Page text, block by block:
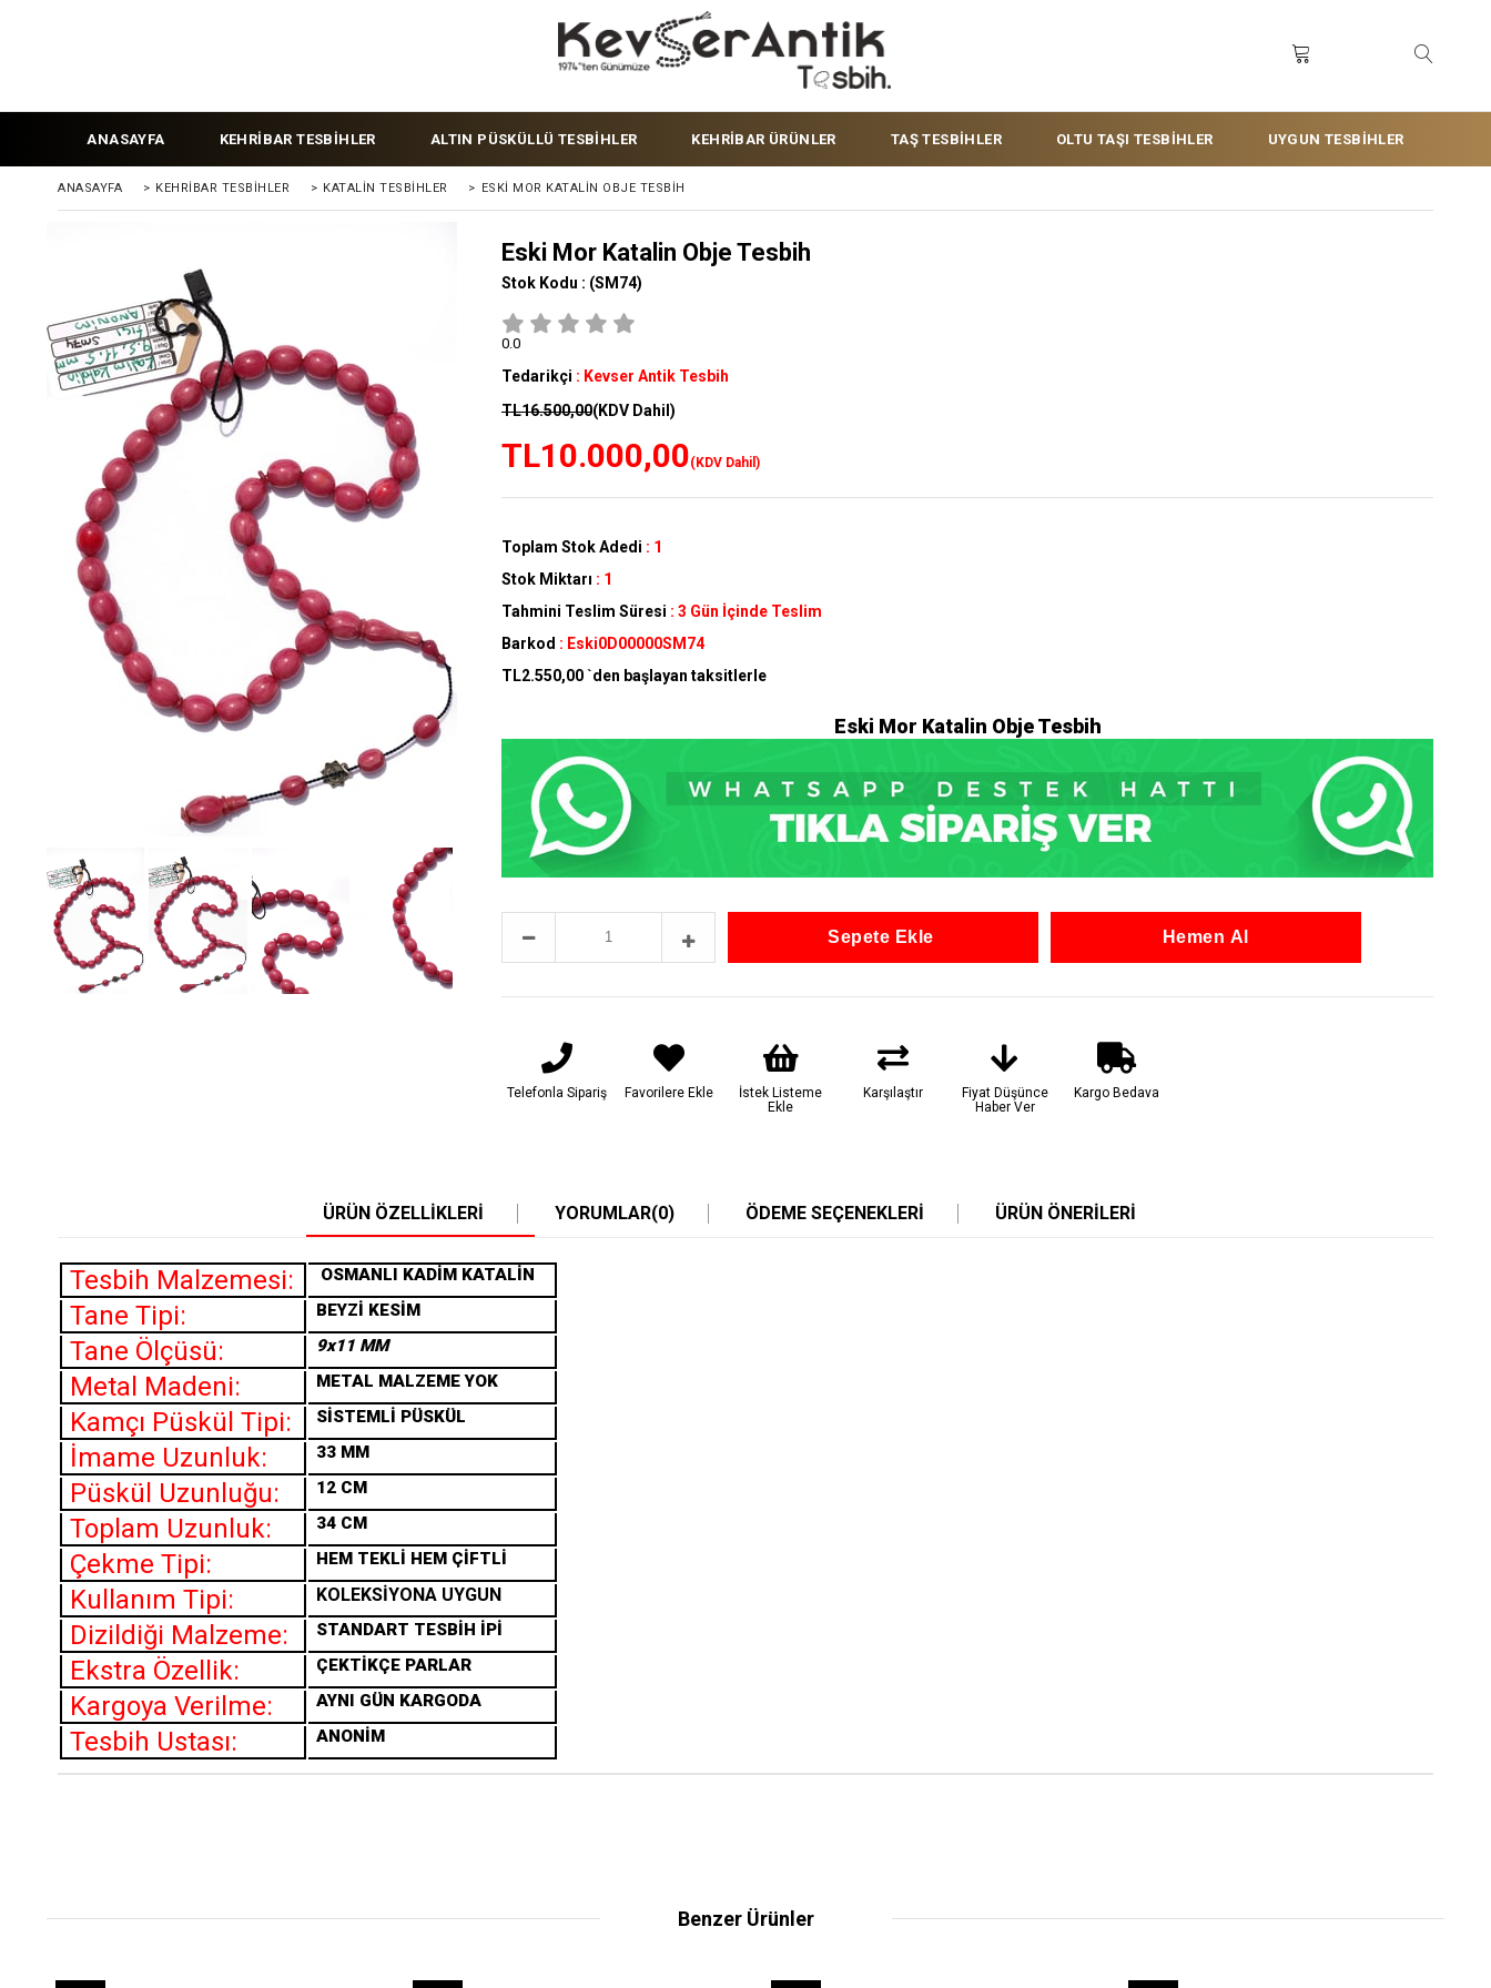
ANASAYFA KEHRİBAR TESBİHLER ALTIN PÜSKÜLLÜ TESBİHLER KEHRİBAR ÜRÜNLER TAŞ TESBİHLER OLTU TAŞI TESBİHLER UYGUN TESBİHLER
ANASAYFA > KEHRIBAR TESBIHLER > KATALİN TESBİHLER > ESKI MOR KATALIN OBJE TESBIH
Eski Mor Katalin Obje Tesbih
Stok Kodu : (SM74)
0.0
Tedarikçi : Kevser Antik Tesbih
TL16.500,00(KDV Dahil)
TL10.000,00(KDV Dahil)
Toplam Stok Adedi : 1
Stok Miktarı : 1
Tahmini Teslim Süresi : 3 Gün İçinde Teslim
Barkod : Eski0D00000SM74
TL2.550,00`den başlayan taksitlerle
Eski Mor Katalin Obje Tesbih
Telefonla Sipariş Favorilere Ekle
İstek Listeme
Ekle
Karşılaştır
Fiyat Düşünce
Haber Ver
Kargo Bedava
ÜRÜN ÖZELLIKLERI YORUMLAR(0) ÖDEME SEÇENEKLERI ÜRÜN ÖNERILERI
Tesbih Malzemesi: OSMANLI KADİM KATALİN
Tane Tipi: BEYZİ KESİM
Tane Ölçüsü: 9x11 MM
Metal Madeni: METAL MALZEME YOK
Kamçı Püskül Tipi: SİSTEMLİ PÜSKÜL
İmame Uzunluk: 33 MM
Püskül Uzunluğu: 12 CM
Toplam Uzunluk: 34 CM
Çekme Tipi: HEM TEKLİ HEM ÇİFTLİ
Kullanım Tipi: KOLEKSİYONA UYGUN
Dizildiği Malzeme: STANDART TESBİH İPİ
Ekstra Özellik: ÇEKTİKÇE PARLAR
Kargoya Verilme: AYNI GÜN KARGODA
Tesbih Ustası: ANONİM
Benzer Ürünler